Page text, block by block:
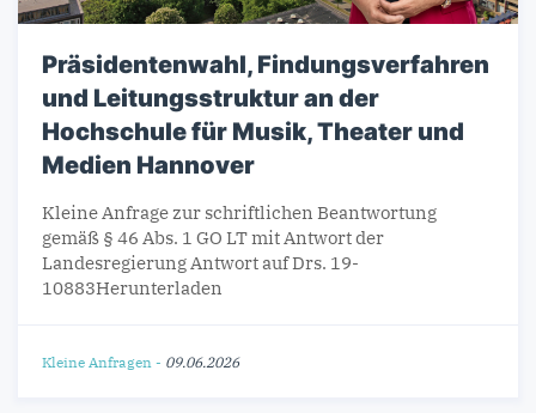
Präsidentenwahl, Findungsverfahren
und Leitungsstruktur an der
Hochschule für Musik, Theater und
Medien Hannover
Kleine Anfrage zur schriftlichen Beantwortung
gemäß § 46 Abs. 1 GO LT mit Antwort der
Landesregierung Antwort auf Drs. 19-
10883Herunterladen
Kleine Anfragen - 09.06.2026